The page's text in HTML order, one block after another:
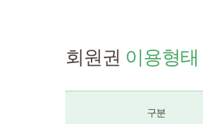
회원권 이용형태
구분